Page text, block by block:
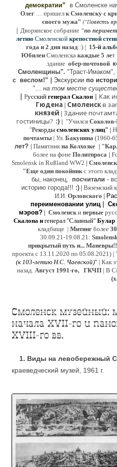
демократии” в Смоленске
Олег … пришел к Смоленску с
своего мужа" ("Повесть
| Дворянское собрание “по
летию Смоленской крепостной
года и 2 дня назад :) | 15-й
Юбилеи Смоленска каждые 5 лет
здание обер-почтовой
Cмоленщины". "Траст-Имаком",
с веслом!”
Экскурсии по
"... на том месте
| Русский генерал Скалон | Как
Гюдена | Смоленскв
князей | Здание
гостиницы? :) | "Учился
"Рекорды смоленских улиц" |
почтамты | Ул. Бакунина (1960-
лет? | Памятник на Колхозке |
более на фоне Политпроса |
Smolensk in Rußland WW2 |
"Еще один покойникс этого
бы, наконец, посчитали -
историю города!!! :) | Вяземский
И.И. Орловского |
переименовании улиц
мэров? | Смоленски первые
Скалона и генерал "Славный" Булар
кладбище | Митинг более
30.09.21-19.08.21:
прикрытый путь и...
проекта с 13.11.2020 по 05.08.2021) |
(к 103-летию Н.С. Чаевской)" | Как
назад. Август 1991-го, ГКЧП | В
Смоленск музейный:
начала XVII-го и
XVIII-го вв.
1. Виды на левобережный
краеведческий музей, 1961 г.